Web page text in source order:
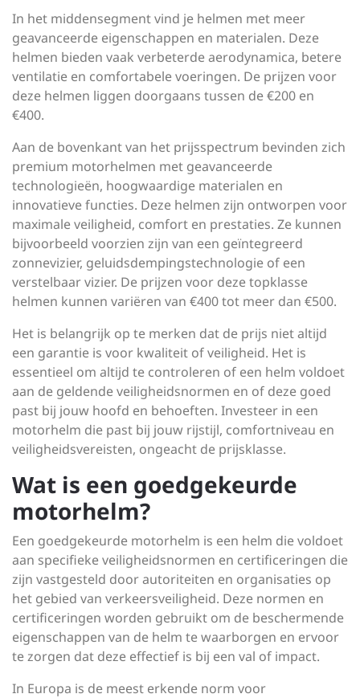
In het middensegment vind je helmen met meer
geavanceerde eigenschappen en materialen. Deze
helmen bieden vaak verbeterde aerodynamica, betere
ventilatie en comfortabele voeringen. De prijzen voor
deze helmen liggen doorgaans tussen de €200 en
€400.
Aan de bovenkant van het prijsspectrum bevinden zich
premium motorhelmen met geavanceerde
technologieën, hoogwaardige materialen en
innovatieve functies. Deze helmen zijn ontworpen voor
maximale veiligheid, comfort en prestaties. Ze kunnen
bijvoorbeeld voorzien zijn van een geïntegreerd
zonnevizier, geluidsdempingstechnologie of een
verstelbaar vizier. De prijzen voor deze topklasse
helmen kunnen variëren van €400 tot meer dan €500.
Het is belangrijk op te merken dat de prijs niet altijd
een garantie is voor kwaliteit of veiligheid. Het is
essentieel om altijd te controleren of een helm voldoet
aan de geldende veiligheidsnormen en of deze goed
past bij jouw hoofd en behoeften. Investeer in een
motorhelm die past bij jouw rijstijl, comfortniveau en
veiligheidsvereisten, ongeacht de prijsklasse.
Wat is een goedgekeurde
motorhelm?
Een goedgekeurde motorhelm is een helm die voldoet
aan specifieke veiligheidsnormen en certificeringen die
zijn vastgesteld door autoriteiten en organisaties op
het gebied van verkeersveiligheid. Deze normen en
certificeringen worden gebruikt om de beschermende
eigenschappen van de helm te waarborgen en ervoor
te zorgen dat deze effectief is bij een val of impact.
In Europa is de meest erkende norm voor